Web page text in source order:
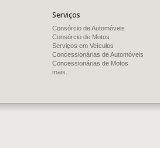
Serviços
Consórcio de Automóveis
Consórcio de Motos
Serviços em Veículos
Concessionárias de Automóveis
Concessionárias de Motos
mais..